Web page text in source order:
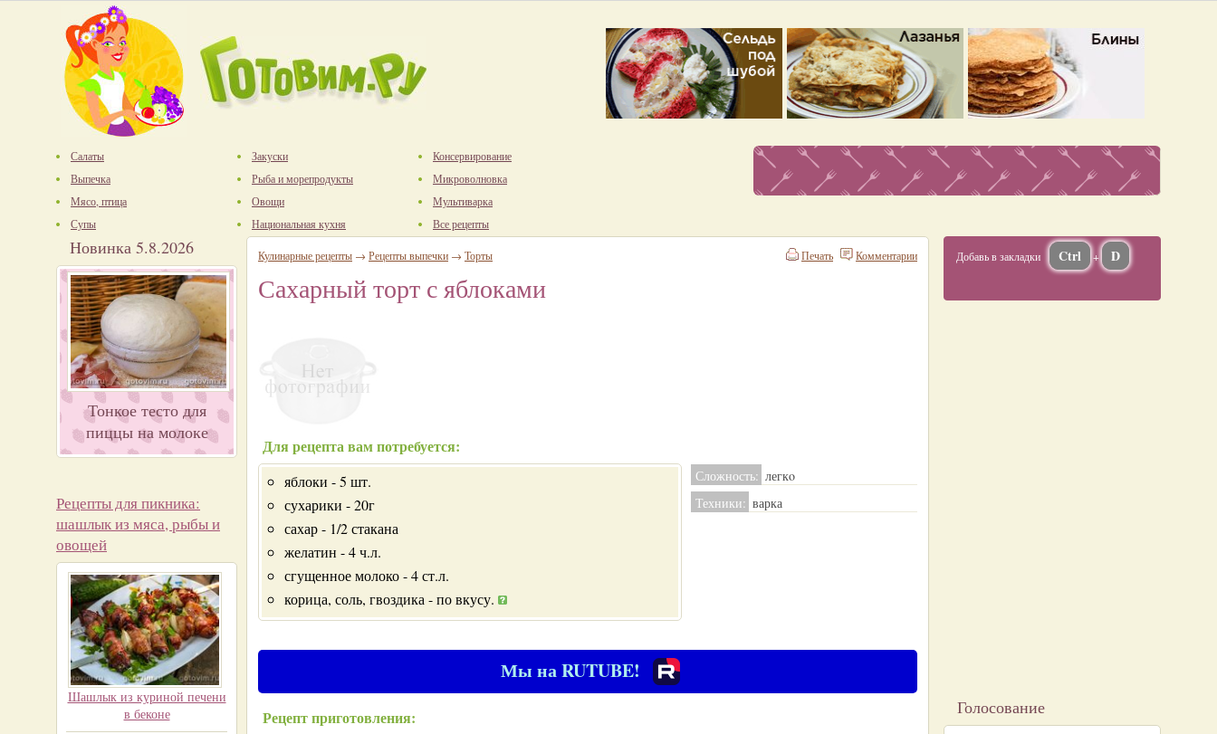
Салаты
Выпечка
Мясо, птица
Супы
Закуски
Рыба и морепродукты
Овощи
Национальная кухня
Консервирование
Микроволновка
Мультиварка
Все рецепты
Новинка 5.8.2026
Тонкое тесто для
пиццы на молоке
Рецепты для пикника:
шашлык из мяса, рыбы и
овощей
Шашлык из куриной печени
в беконе
Комментарии
Печать
Кулинарные рецепты → Рецепты выпечки → Торты
Сахарный торт с яблоками
Сложность: легкo
Техники: варка
Для рецепта вам потребуется:
яблоки - 5 шт.
сухарики - 20г
сахар - 1/2 стакана
желатин - 4 ч.л.
сгущенное молоко - 4 ст.л.
корица, соль, гвоздика - по вкусу.
Мы на RUTUBE!
Рецепт приготовления:
Добавь в закладки Ctrl + D
Голосование